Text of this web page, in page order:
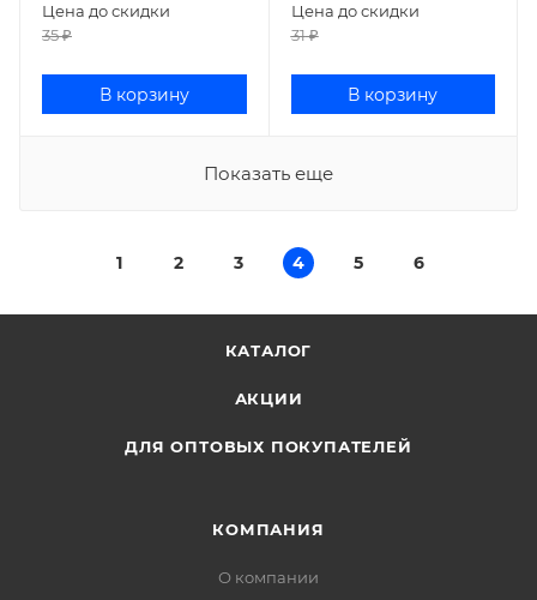
Цена до скидки
35₽
В корзину
Цена до скидки
31₽
В корзину
Показать еще
1 2 3 4 5 6
КАТАЛОГ
АКЦИИ
ДЛЯ ОПТОВЫХ ПОКУПАТЕЛЕЙ
КОМПАНИЯ
О компании